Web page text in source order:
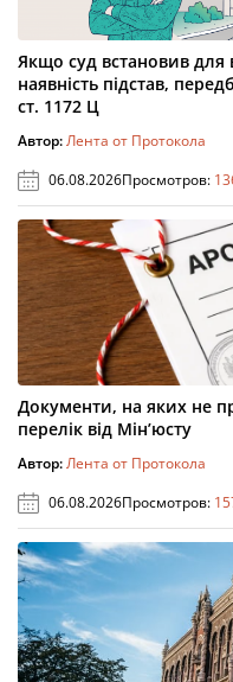
Якщо суд встановив
наявність підстав,
ст. 1172 Ц
Автор:Лента от Протокола
06.08.2026Просмотров:
Документи, на яких не
перелік від Мін’юсту
Автор:Лента от Протокола
06.08.2026Просмотров: